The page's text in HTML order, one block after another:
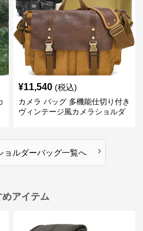
¥11,540 (税込)
カメラ バッグ 多機能仕切り付き
ヴィンテージ風カメラショルダ
ョルダーバッグ一覧へ ›
アイテム